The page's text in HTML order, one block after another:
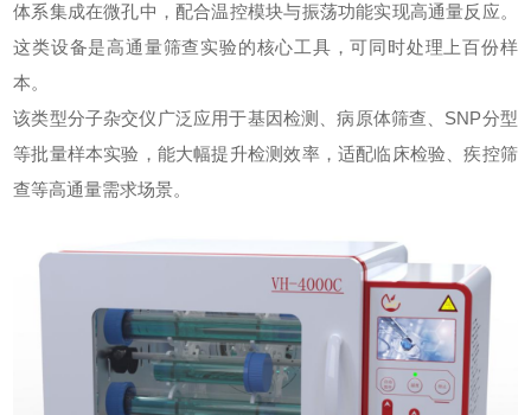
体系集成在微孔中，配合温控模块与振荡功能实现高通量反应。
这类设备是高通量筛查实验的核心工具，可同时处理上百份样
本。
该类型分子杂交仪广泛应用于基因检测、病原体筛查、SNP分型
等批量样本实验，能大幅提升检测效率，适配临床检验、疾控筛
查等高通量需求场景。